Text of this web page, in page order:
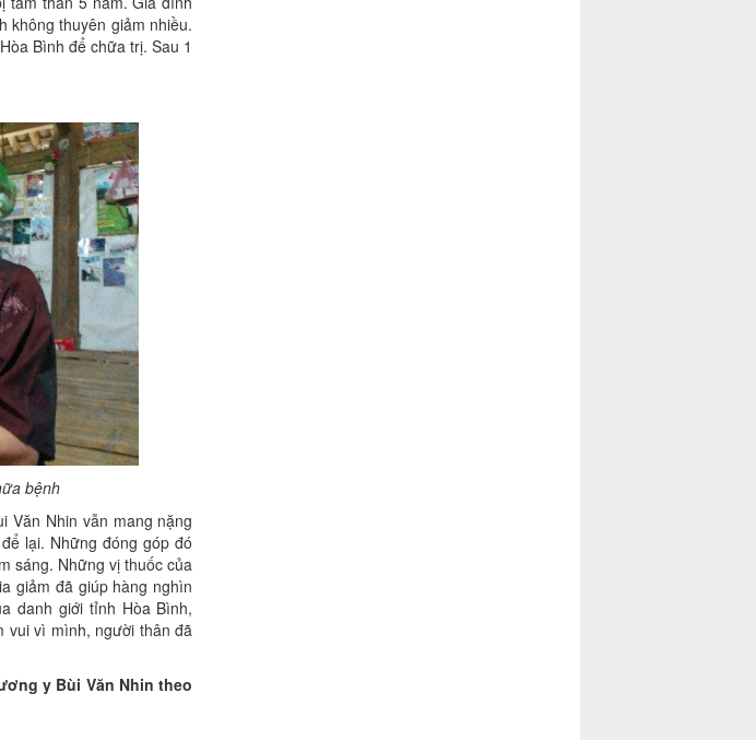
không thuyên giảm nhiều.
Bình để chữa trị. Sau 1
bệnh
Văn Nhin vẫn mang nặng
lại. Những đóng góp đó
sáng. Những vị thuốc của
giảm đã giúp hàng nghìn
danh giới tỉnh Hòa Bình,
vui vì mình, người thân đã
y Bùi Văn Nhin theo